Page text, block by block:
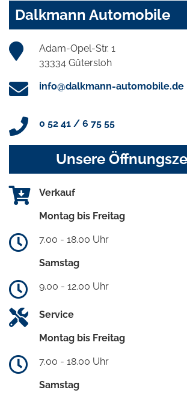
Dalkmann Automobile
Adam-Opel-Str. 1
33334 Gütersloh
info@dalkmann-automobile.de
0 52 41 / 6 75 55
Unsere
Verkauf
Montag bis Freitag
7.00 - 18.00 Uhr
Samstag
9.00 - 12.00 Uhr
Service
Montag bis Freitag
7.00 - 18.00 Uhr
Samstag